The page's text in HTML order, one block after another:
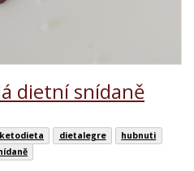
dietní snídaně
ketodieta dietalegre
hubnuti